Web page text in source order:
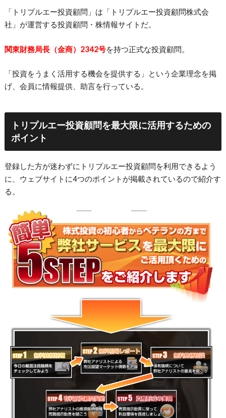
「トリプルエー投資顧問」は「トリプルエー投資顧問株式会
社」が運営する投資顧問・株情報サイトだ。
関東財務局長（金商）2342号を持つ正式な投資顧問。
「投資をうまく活用する機会を提供する」という企業理念を掲
げ、会員に情報提供、助言を行っている。
トリプルエー投資顧問を最大限に活用するための
ポイント
登録した方が迷わずにトリプルエー投資顧問を利用できるよう
に、ウェブサイトに4つのポイントが掲載されているので紹介す
る。